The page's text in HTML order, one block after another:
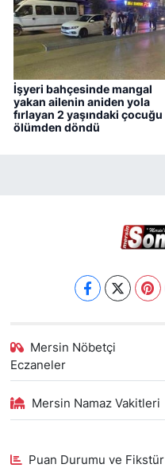
İşyeri bahçesinde mangal
yakan ailenin aniden yola
fırlayan 2 yaşındaki çocuğu
ölümden döndü
Mersin Nöbetçi
Eczaneler
Mersin Namaz Vakitleri
Puan Durumu ve Fikstür